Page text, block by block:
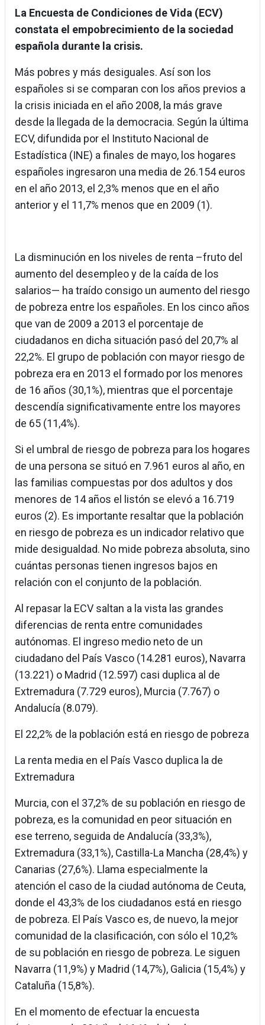
La Encuesta de Condiciones de Vida (ECV)
constata el empobrecimiento de la sociedad
española durante la crisis.
Más pobres y más desiguales. Así son los
españoles si se comparan con los años previos a
la crisis iniciada en el año 2008, la más grave
desde la llegada de la democracia. Según la última
ECV, difundida por el Instituto Nacional de
Estadística (INE) a finales de mayo, los hogares
españoles ingresaron una media de 26.154 euros
en el año 2013, el 2,3% menos que en el año
anterior y el 11,7% menos que en 2009 (1).
La disminución en los niveles de renta –fruto del
aumento del desempleo y de la caída de los
salarios— ha traído consigo un aumento del riesgo
de pobreza entre los españoles. En los cinco años
que van de 2009 a 2013 el porcentaje de
ciudadanos en dicha situación pasó del 20,7% al
22,2%. El grupo de población con mayor riesgo de
pobreza era en 2013 el formado por los menores
de 16 años (30,1%), mientras que el porcentaje
descendía significativamente entre los mayores
de 65 (11,4%).
Si el umbral de riesgo de pobreza para los hogares
de una persona se situó en 7.961 euros al año, en
las familias compuestas por dos adultos y dos
menores de 14 años el listón se elevó a 16.719
euros (2). Es importante resaltar que la población
en riesgo de pobreza es un indicador relativo que
mide desigualdad. No mide pobreza absoluta, sino
cuántas personas tienen ingresos bajos en
relación con el conjunto de la población.
Al repasar la ECV saltan a la vista las grandes
diferencias de renta entre comunidades
autónomas. El ingreso medio neto de un
ciudadano del País Vasco (14.281 euros), Navarra
(13.221) o Madrid (12.597) casi duplica al de
Extremadura (7.729 euros), Murcia (7.767) o
Andalucía (8.079).
El 22,2% de la población está en riesgo de pobreza
La renta media en el País Vasco duplica la de
Extremadura
Murcia, con el 37,2% de su población en riesgo de
pobreza, es la comunidad en peor situación en
ese terreno, seguida de Andalucía (33,3%),
Extremadura (33,1%), Castilla-La Mancha (28,4%) y
Canarias (27,6%). Llama especialmente la
atención el caso de la ciudad autónoma de Ceuta,
donde el 43,3% de los ciudadanos está en riesgo
de pobreza. El País Vasco es, de nuevo, la mejor
comunidad de la clasificación, con sólo el 10,2%
de su población en riesgo de pobreza. Le siguen
Navarra (11,9%) y Madrid (14,7%), Galicia (15,4%) y
Cataluña (15,8%).
En el momento de efectuar la encuesta